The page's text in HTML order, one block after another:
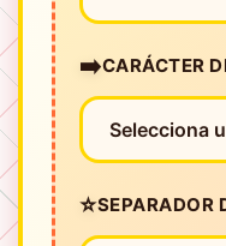
➡️CARÁCTER
⭐SEPARADOR